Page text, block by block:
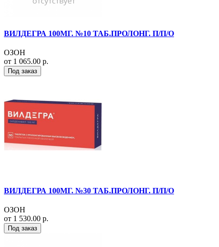
ВИЛДЕГРА 100МГ. №10 ТАБ.ПРОЛОНГ. П/П/О
ОЗОН
от 1 065.00 р.
Под заказ
ВИЛДЕГРА 100МГ. №30 ТАБ.ПРОЛОНГ. П/П/О
ОЗОН
от 1 530.00 р.
Под заказ